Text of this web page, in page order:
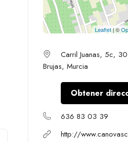
Leaflet| ©
Carril Juanas, 5c,
Brujas, Murcia
Obtener
636 83 03 39
http://